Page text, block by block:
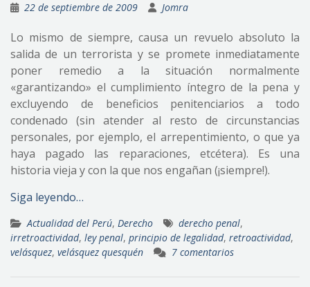
22 de septiembre de 2009 Jomra
Lo mismo de siempre, causa un revuelo absoluto la
salida de un terrorista y se promete inmediatamente
poner remedio a la situación normalmente
«garantizando» el cumplimiento íntegro de la pena y
excluyendo de beneficios penitenciarios a todo
condenado (sin atender al resto de circunstancias
personales, por ejemplo, el arrepentimiento, o que ya
haya pagado las reparaciones, etcétera). Es una
historia vieja y con la que nos engañan (¡siempre!).
Siga leyendo…
Actualidad del Perú, Derecho derecho penal,
irretroactividad, ley penal, principio de legalidad, retroactividad,
velásquez, velásquez quesquén 7 comentarios